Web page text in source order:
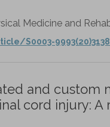
Medicine and
S0003-
and custom
cord injury: